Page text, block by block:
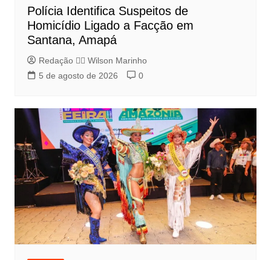
Polícia Identifica Suspeitos de
Homicídio Ligado a Facção em
Santana, Amapá
Redação 👨‍⚖️​ Wilson Marinho
5 de agosto de 2026
0